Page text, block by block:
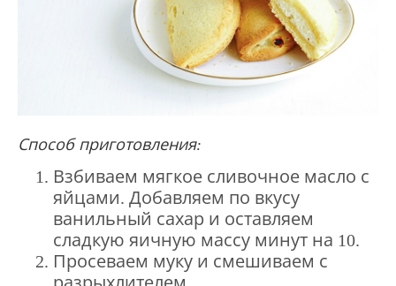
Способ приготовления:
Взбиваем мягкое сливочное масло с
яйцами. Добавляем по вкусу
ванильный сахар и оставляем
сладкую яичную массу минут на 10.
Просеваем муку и смешиваем с